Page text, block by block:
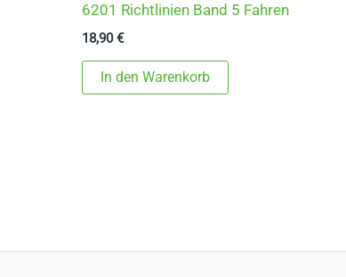
6201 Richtlinien Band 5 Fahren
18,90€
In den Warenkorb